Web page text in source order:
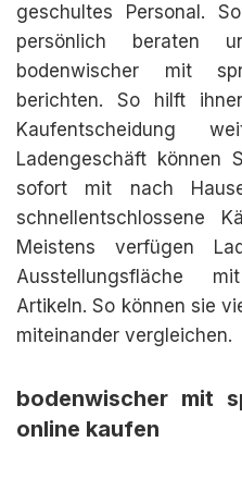
geschultes Personal.
persönlich beraten
bodenwischer mit
berichten. So hilft
Kaufentscheidung
Ladengeschäft können
sofort mit nach
schnellentschlossene
Meistens verfügen
Ausstellungsfläche
Artikeln. So können sie
miteinander vergleichen.
bodenwischer mit
online kaufen